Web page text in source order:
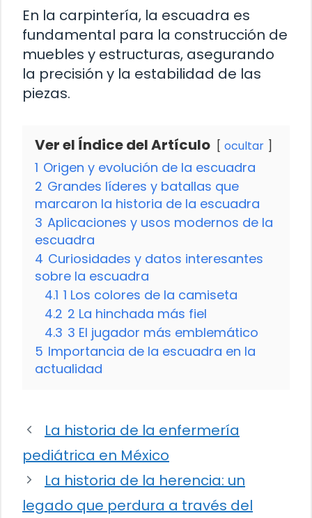
En la carpintería, la escuadra es
fundamental para la construcción de
muebles y estructuras, asegurando
la precisión y la estabilidad de las
piezas.
Ver el Índice del Artículo ocultar
1 Origen y evolución de la escuadra
2 Grandes líderes y batallas que
marcaron la historia de la escuadra
3 Aplicaciones y usos modernos de la
escuadra
4 Curiosidades y datos interesantes
sobre la escuadra
4.1 1 Los colores de la camiseta
4.2 2 La hinchada más fiel
4.3 3 El jugador más emblemático
5 Importancia de la escuadra en la
actualidad
La historia de la enfermería
pediátrica en México
La historia de la herencia: un
legado que perdura a través del